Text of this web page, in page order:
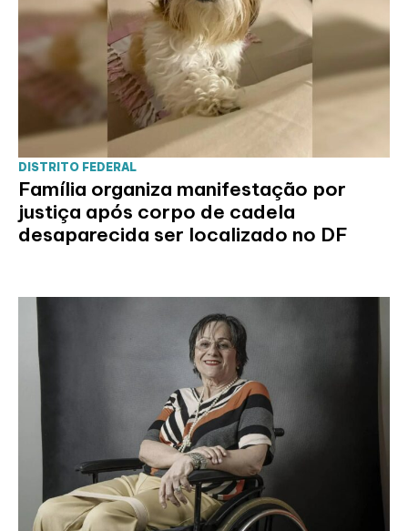
DISTRITO FEDERAL
Família organiza manifestação por
justiça após corpo de cadela
desaparecida ser localizado no DF